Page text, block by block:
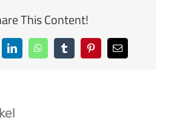
This Content!
LinkedInWhatsAppTumblrPinterest
E-